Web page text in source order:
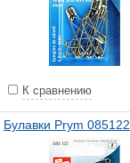
К сравнению
Булавки Prym 085122